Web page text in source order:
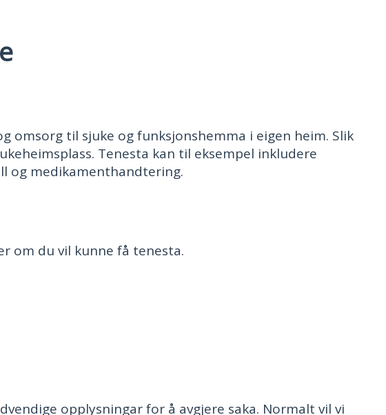
omsorg til sjuke og funksjonshemma i eigen heim. Slik
Tenesta kan til eksempel inkludere
og medikamenthandtering.
om du vil kunne få tenesta.
opplysningar for å avgjere saka. Normalt vil vi